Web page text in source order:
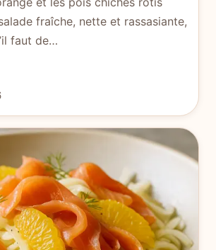
fraîche, nette et rassasiante,
faut de…